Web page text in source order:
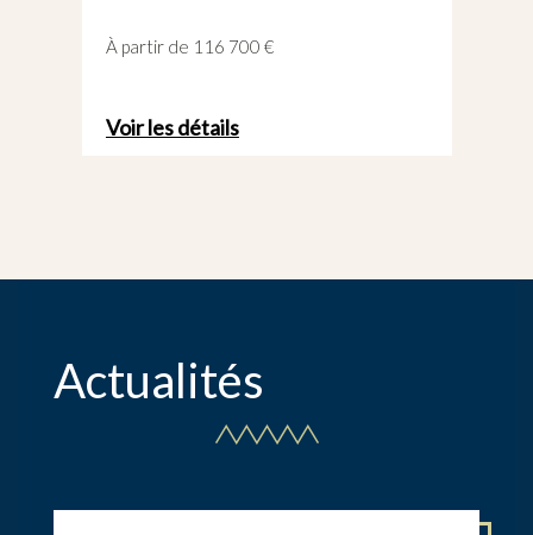
Voir les détails
Actualités